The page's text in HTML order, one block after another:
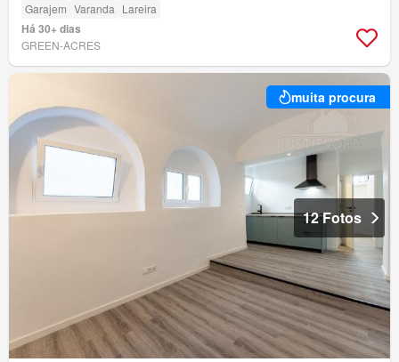
Garajem Varanda Lareira
Há 30+ dias
GREEN-ACRES
muita procura
12 Fotos